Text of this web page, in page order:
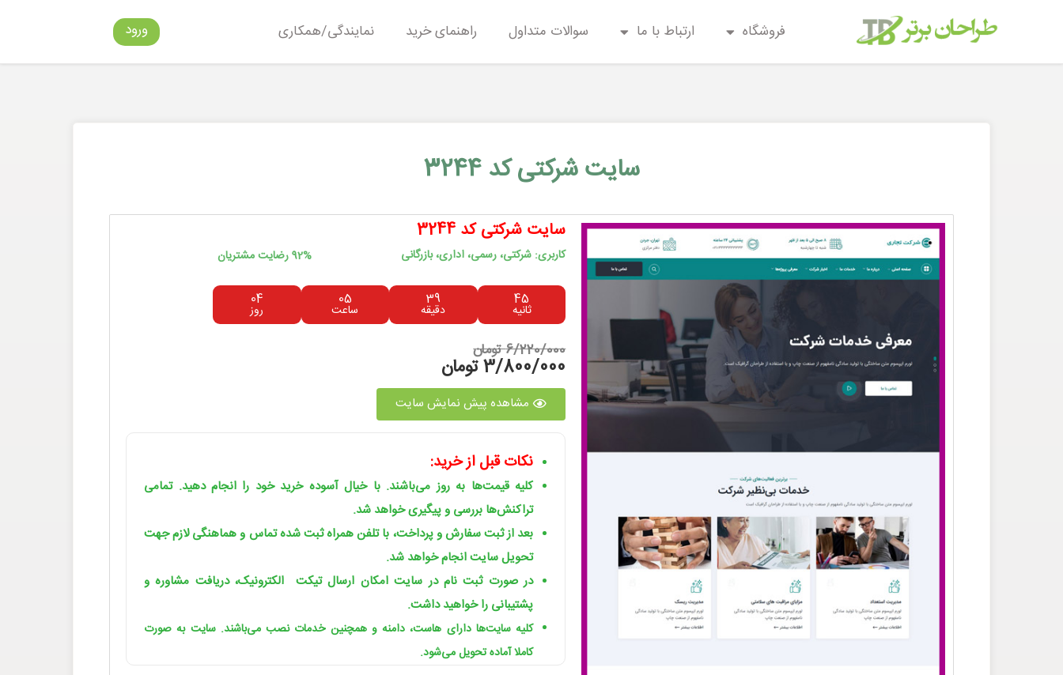
فروشگاه ارتباط با ما سوالات متداول راهنمای خرید نمایندگی/همکاری ورود
سایت شرکتی کد 3244
سایت شرکتی کد 3244
92% رضایت مشتریان کاربری: شرکتی، رسمی، اداری، بازرگانی
04
روز
05
ساعت
39
دقیقه
45
ثانیه
6/220/000 تومان
3/800/000 تومان
مشاهده پیش نمایش سایت
نکات قبل از خرید:
کلیه قیمت‌ها به روز می‌باشند. با خیال آسوده خرید خود را انجام دهید. تمامی
تراکنش‌ها بررسی و پیگیری خواهد شد.
بعد از ثبت سفارش و پرداخت، با تلفن همراه ثبت شده تماس و هماهنگی لازم جهت
تحویل سایت انجام خواهد شد.
در صورت ثبت نام در سایت امکان ارسال تیکت الکترونیک، دریافت مشاوره و
پشتیبانی را خواهید داشت.
کلیه سایت‌ها دارای هاست، دامنه و همچنین خدمات نصب می‌باشند. سایت به صورت
کاملا آماده تحویل می‌شود.